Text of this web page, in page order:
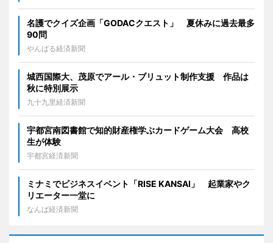
名護でクイズ企画「GODACクエスト」 夏休みに過去最多
90問
やんばる経済新聞
城西国際大、茂原でアール・ブリュット制作支援 作品は
秋に特別展示
九十九里経済新聞
宇都宮南図書館で知的財産権学ぶカードゲーム大会 高校
生が体験
宇都宮経済新聞
ミナミでビジネスイベント「RISE KANSAI」 起業家やク
リエーター一堂に
なんば経済新聞